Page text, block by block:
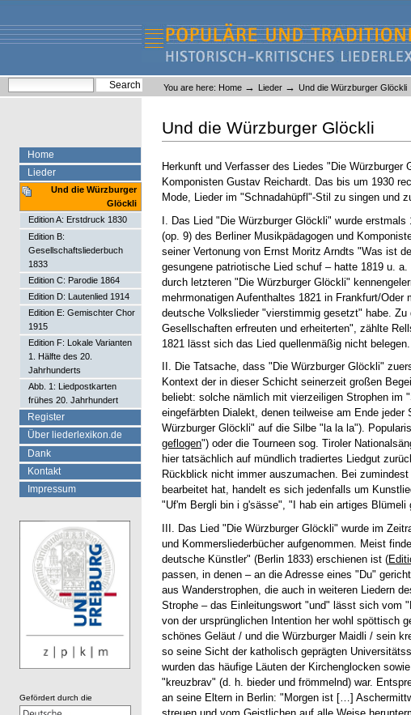
content.
navigation
Liederlexikon
Personal
tools
You are here: Home → Lieder → Und die Würzburger Glöckli
Und die Würzburger Glöckli
Herkunft und Verfasser des Liedes "Die
Komponisten Gustav Reichardt. Das bis um 1930
Mode, Lieder im "Schnadahüpfl"-Stil zu singen und
I. Das Lied "Die Würzburger Glöckli" wurde
(op. 9) des Berliner Musikpädagogen und
seiner Vertonung von Ernst Moritz Arndts "Was ist
gesungene patriotische Lied schuf – hatte 1819 u.
durch letzteren "Die Würzburger Glöckli"
mehrmonatigen Aufenthaltes 1821 in Frankfurt/
deutsche Volkslieder "vierstimmig gesetzt" habe.
Gesellschaften erfreuten und erheiterten", zählte
1821 lässt sich das Lied quellenmäßig nicht belegen.
II. Die Tatsache, dass "Die Würzburger Glöckli"
Kontext der in dieser Schicht seinerzeit großen
beliebt: solche nämlich mit vierzeiligen Strophen
eingefärbten Dialekt, denen teilweise am Ende
Würzburger Glöckli" auf die Silbe "la la la").
geflogen") oder die Tourneen sog. Tiroler
hier tatsächlich auf mündlich tradiertes Liedgut
Rückblick nicht immer auszumachen. Bei
bearbeitet hat, handelt es sich jedenfalls um
"Uf'm Bergli bin i g'sässe", "I hab ein artiges Blümeli
III. Das Lied "Die Würzburger Glöckli" wurde im
und Kommersliederbücher aufgenommen. Meist
deutsche Künstler" (Berlin 1833) erschienen ist (
passen, in denen – an die Adresse eines "Du"
aus Wanderstrophen, die auch in weiteren Liedern
Strophe – das Einleitungswort "und" lässt sich vom
von der ursprünglichen Intention her wohl spöttisch
schönes Geläut / und die Würzburger Maidli / sein
so seine Sicht der katholisch geprägten
wurden das häufige Läuten der Kirchenglocken
"kreuzbrav" (d. h. bieder und frömmelnd) war.
an seine Eltern in Berlin: "Morgen ist […]
Home
Lieder
Und die Würzburger
Glöckli
Edition A: Erstdruck 1830
Edition B:
Gesellschaftsliederbuch
1833
Edition C: Parodie 1864
Edition D: Lautenlied 1914
Edition E: Gemischter Chor
1915
Edition F: Lokale Varianten
1. Hälfte des 20.
Jahrhunderts
Abb. 1: Liedpostkarten
frühes 20. Jahrhundert
Register
Über liederlexikon.de
Dank
Kontakt
Impressum
Gefördert durch die